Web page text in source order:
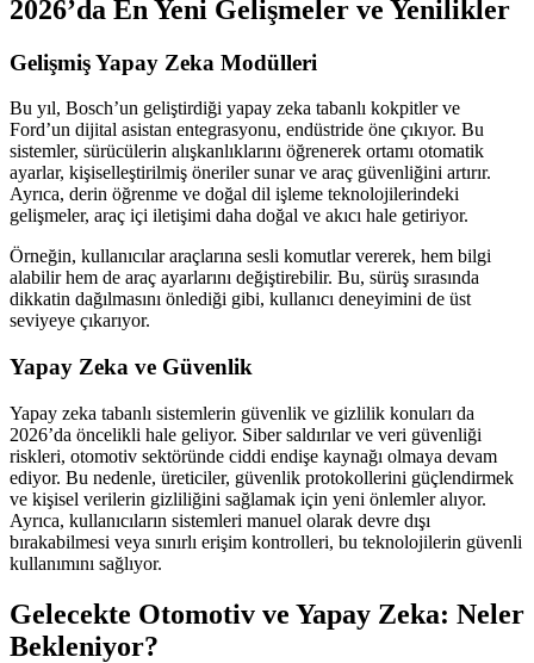
2026’da En Yeni Gelişmeler ve Yenilikler
Gelişmiş Yapay Zeka Modülleri
Bu yıl, Bosch’un geliştirdiği yapay zeka tabanlı kokpitler ve
Ford’un dijital asistan entegrasyonu, endüstride öne çıkıyor. Bu
sistemler, sürücülerin alışkanlıklarını öğrenerek ortamı otomatik
ayarlar, kişiselleştirilmiş öneriler sunar ve araç güvenliğini artırır.
Ayrıca, derin öğrenme ve doğal dil işleme teknolojilerindeki
gelişmeler, araç içi iletişimi daha doğal ve akıcı hale getiriyor.
Örneğin, kullanıcılar araçlarına sesli komutlar vererek, hem bilgi
alabilir hem de araç ayarlarını değiştirebilir. Bu, sürüş sırasında
dikkatin dağılmasını önlediği gibi, kullanıcı deneyimini de üst
seviyeye çıkarıyor.
Yapay Zeka ve Güvenlik
Yapay zeka tabanlı sistemlerin güvenlik ve gizlilik konuları da
2026’da öncelikli hale geliyor. Siber saldırılar ve veri güvenliği
riskleri, otomotiv sektöründe ciddi endişe kaynağı olmaya devam
ediyor. Bu nedenle, üreticiler, güvenlik protokollerini güçlendirmek
ve kişisel verilerin gizliliğini sağlamak için yeni önlemler alıyor.
Ayrıca, kullanıcıların sistemleri manuel olarak devre dışı
bırakabilmesi veya sınırlı erişim kontrolleri, bu teknolojilerin güvenli
kullanımını sağlıyor.
Gelecekte Otomotiv ve Yapay Zeka: Neler
Bekleniyor?